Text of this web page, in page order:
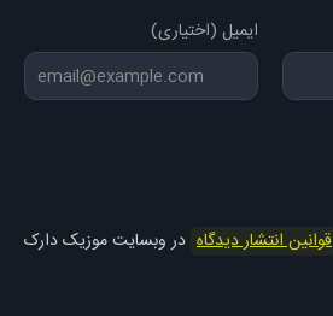
ایمیل (اختیاری)
قوانین انتشار دیدگاه در وبسایت موزیک دارک